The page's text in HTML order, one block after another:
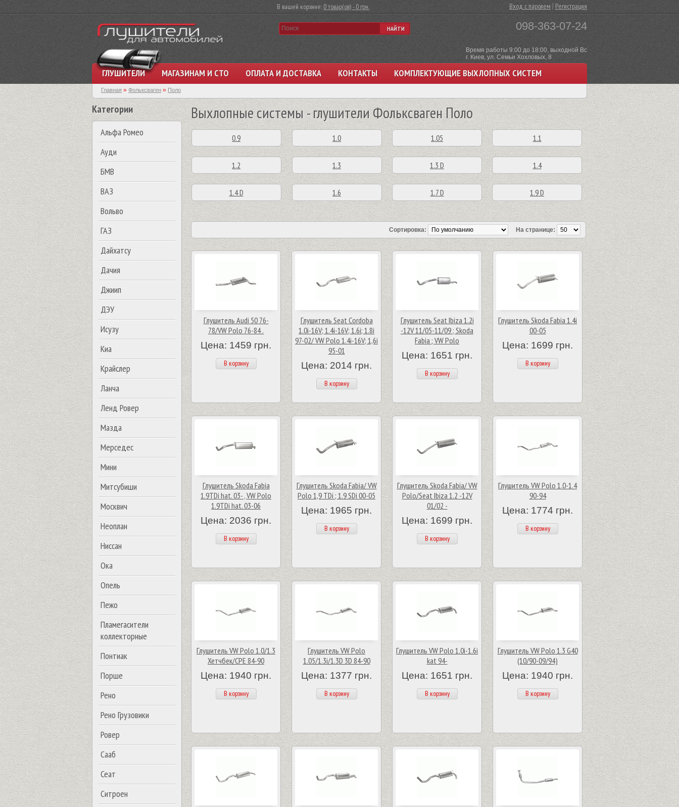
Вход с паролем | Регистрация
В вашей корзине:0 товар(ов) - 0 грн.
098-363-07-24
Время работы 9:00 до 18:00, выходной Вс
г. Киев, ул. Семьи Хохловых, 8
НАЙТИ
ГЛУШИТЕЛИ МАГАЗИНАМ И СТО ОПЛАТА И ДОСТАВКА КОНТАКТЫ КОМПЛЕКТУЮЩИЕ ВЫХЛОПНЫХ СИСТЕМ
Категории
Альфа Ромео
Ауди
БМВ
ВАЗ
Вольво
ГАЗ
Дайхатсу
Дачия
Джиип
ДЭУ
Исузу
Киа
Крайслер
Ланча
Ленд Ровер
Мазда
Мерседес
Мини
Митсубиши
Москвич
Неоплан
Ниссан
Ока
Опель
Пежо
Пламегасители
коллекторные
Понтиак
Порше
Рено
Рено Грузовики
Ровер
Сааб
Сеат
Ситроен
Главная » Фольксваген » Поло
Выхлопные системы - глушители Фольксваген Поло
0.9 1.0 1.05 1.1
1.2 1.3 1.3 D 1.4
1.4 D 1.6 1.7 D 1.9 D
На странице:
Сортировка:
Глушитель Audi 50 76-
78/VW Polo 76-84 .
Цена: 1459 грн.
В корзину
Глушитель Seat Cordoba
1.0i-16V; 1.4i-16V; 1.6i; 1.8i
97-02/ VW Polo 1.4i-16V; 1,6i
95-01
Цена: 2014 грн.
В корзину
Глушитель Seat Ibiza 1.2i
-12V 11/05-11/09 ; Skoda
Fabia ; VW Polo
Цена: 1651 грн.
В корзину
Глушитель Skoda Fabia 1.4i
00-05
Цена: 1699 грн.
В корзину
Глушитель Skoda Fabia
1.9TDi hat. 03- , VW Polo
1.9TDi hat. 03-06
Цена: 2036 грн.
В корзину
Глушитель Skoda Fabia/ VW
Polo 1,9 TDi ; 1.9 SDi 00-05
Цена: 1965 грн.
В корзину
Глушитель Skoda Fabia/ VW
Polo/Seat Ibiza 1.2 -12V
01/02 -
Цена: 1699 грн.
В корзину
Глушитель VW Polo 1.0-1.4
90-94
Цена: 1774 грн.
В корзину
Глушитель VW Polo 1.0/1.3
Хетчбек/CPE 84-90
Цена: 1940 грн.
В корзину
Глушитель VW Polo
1.05/1.3i/1.3D 3D 84-90
Цена: 1377 грн.
В корзину
Глушитель VW Polo 1.0i-1.6i
kat 94-
Цена: 1651 грн.
В корзину
Глушитель VW Polo 1.3 G40
(10/90-09/94)
Цена: 1940 грн.
В корзину